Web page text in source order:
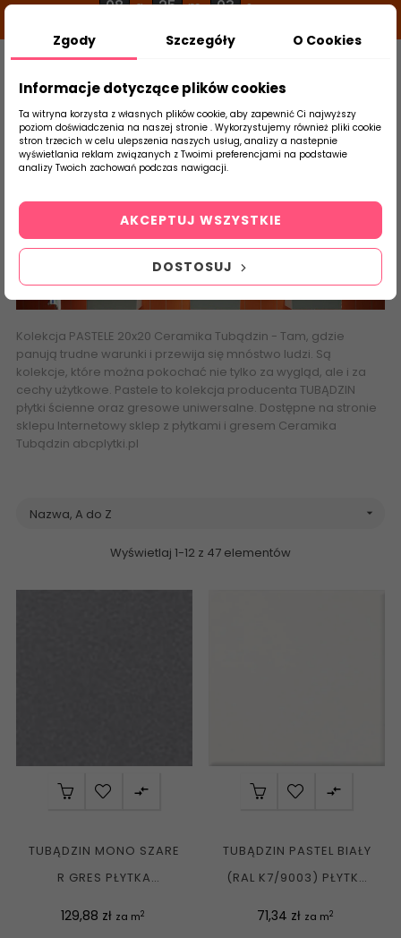
08 g 25 m 02 s
Szukaj
produktu
Strona Główna Płytki Łazienkowe
Pastele
Kolekcja PASTELE 20x20 Ceramika Tubądzin - Tam, gdzie
panują trudne warunki i przewija się mnóstwo ludzi. Są
kolekcje, które można pokochać nie tylko za wygląd, ale i za
cechy użytkowe. Pastele to kolekcja producenta TUBĄDZIN
płytki ścienne oraz gresowe uniwersalne. Dostępne na stronie
sklepu Internetowy sklep z płytkami i gresem Ceramika
Tubądzin abcplytki.pl
Nazwa, A do Z 
Wyświetlaj 1-12 z 47 elementów

TUBĄDZIN MONO SZARE
R GRES PŁYTKA
Cena
129,88 zł za m2

TUBĄDZIN PASTEL BIAŁY
(RAL K7/9003) PŁYTKA
Cena
71,34 zł za m2
Zgody Szczegóły O Cookies
Informacje dotyczące plików cookies
Ta witryna korzysta z własnych plików cookie, aby zapewnić Ci najwyższy
poziom doświadczenia na naszej stronie . Wykorzystujemy również pliki cookie
stron trzecich w celu ulepszenia naszych usług, analizy a nastepnie
wyświetlania reklam związanych z Twoimi preferencjami na podstawie
analizy Twoich zachowań podczas nawigacji.
DOSTOSUJ
AKCEPTUJ WSZYSTKIE